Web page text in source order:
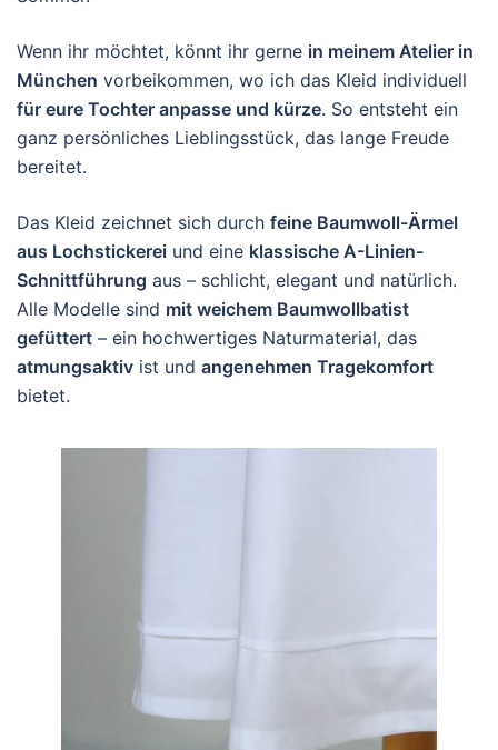
Wenn ihr möchtet, könnt ihr gerne in meinem Atelier in
München vorbeikommen, wo ich das Kleid individuell
für eure Tochter anpasse und kürze. So entsteht ein
ganz persönliches Lieblingsstück, das lange Freude
bereitet.
Das Kleid zeichnet sich durch feine Baumwoll-Ärmel
aus Lochstickerei und eine klassische A-Linien-
Schnittführung aus – schlicht, elegant und natürlich.
Alle Modelle sind mit weichem Baumwollbatist
gefüttert – ein hochwertiges Naturmaterial, das
atmungsaktiv ist und angenehmen Tragekomfort
bietet.